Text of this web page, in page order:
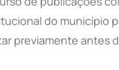
do município
previamente antes